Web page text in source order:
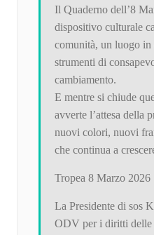
Il Quaderno dell’8
dispositivo culturale
comunità, un luogo
strumenti di
cambiamento.
E mentre si chiude
avverte l’attesa della
nuovi colori, nuovi
che continua a
Tropea 8 Marzo 2026
La Presidente di sos
ODV per i diritti delle